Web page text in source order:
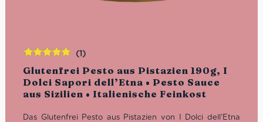
Glutenfrei Pesto aus Pistazien 190g, I
Dolci Sapori dell’Etna • Pesto Sauce
aus Sizilien • Italienische Feinkost
(1)
Das Glutenfrei Pesto aus Pistazien von I Dolci dell’Etna
Bewertet
mit5.00von
5